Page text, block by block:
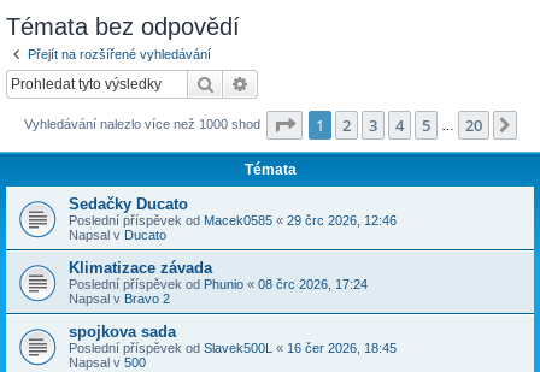
Témata bez odpovědí
Přejít na rozšířené vyhledávání
Hledat
Vyhledávání nalezlo více než 1000 shod Stránka z 20
1 2 3 4 5 20
Témata
Sedačky Ducato
Poslední příspěvek od Macek0585 « 29 črc 2026, 12:46
Napsal v Ducato
Klimatizace závada
Poslední příspěvek od Phunio « 08 črc 2026, 17:24
Napsal v Bravo 2
spojkova sada
Poslední příspěvek od Slavek500L « 16 čer 2026, 18:45
Napsal v 500